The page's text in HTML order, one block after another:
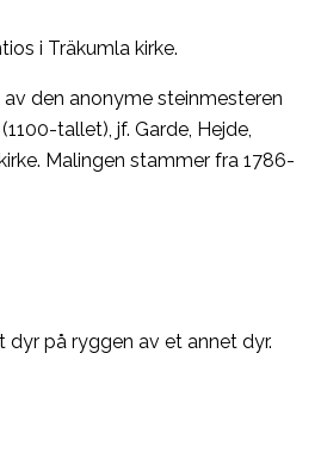
den anonyme steinmesteren
tallet), jf. Garde, Hejde,
Malingen stammer fra 1786-
på ryggen av et annet dyr.